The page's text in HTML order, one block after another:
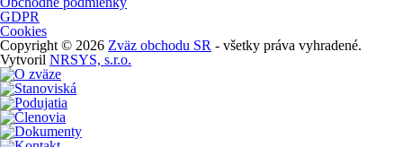
GDPR
Cookies
Copyright © 2026 Zväz obchodu SR - všetky práva vyhradené.
Vytvoril NRSYS, s.r.o.